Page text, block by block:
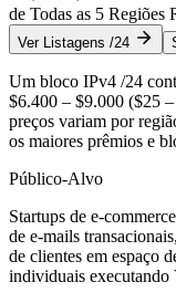
de Todas as 5 Regiões
Ver Listagens /24
Um bloco IPv4 /24
$6.400 – $9.000 ($25
preços variam por
os maiores prêmios e
Público-Alvo
Startups de e-
de e-mails
de clientes em espaço
individuais executando